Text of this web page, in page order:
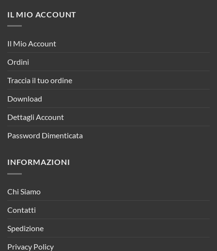
IL MIO ACCOUNT
Il Mio Account
Ordini
Traccia il tuo ordine
Download
Dettagli Account
Password Dimenticata
INFORMAZIONI
Chi Siamo
Contatti
Spedizione
Privacy Policy